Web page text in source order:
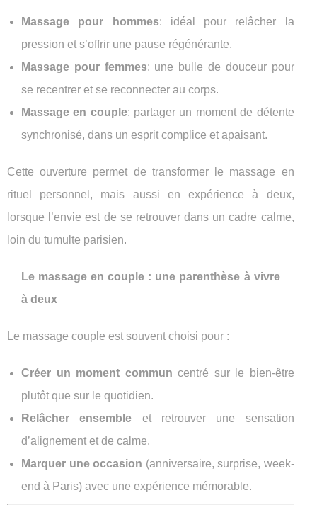
Massage pour hommes: idéal pour relâcher la
pression et s’offrir une pause régénérante.
Massage pour femmes: une bulle de douceur pour
se recentrer et se reconnecter au corps.
Massage en couple: partager un moment de détente
synchronisé, dans un esprit complice et apaisant.
Cette ouverture permet de transformer le massage en
rituel personnel, mais aussi en expérience à deux,
lorsque l’envie est de se retrouver dans un cadre calme,
loin du tumulte parisien.
Le massage en couple : une parenthèse à vivre
à deux
Le massage couple est souvent choisi pour :
Créer un moment commun centré sur le bien-être
plutôt que sur le quotidien.
Relâcher ensemble et retrouver une sensation
d’alignement et de calme.
Marquer une occasion (anniversaire, surprise, week-
end à Paris) avec une expérience mémorable.